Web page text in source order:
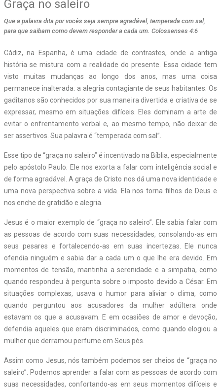
Graça no saleiro
Que a palavra dita por vocês seja sempre agradável, temperada com sal,
para que saibam como devem responder a cada um. Colossenses 4:6
Cádiz, na Espanha, é uma cidade de contrastes, onde a antiga
história se mistura com a realidade do presente. Essa cidade tem
visto muitas mudanças ao longo dos anos, mas uma coisa
permanece inalterada: a alegria contagiante de seus habitantes. Os
gaditanos são conhecidos por sua maneira divertida e criativa de se
expressar, mesmo em situações difíceis. Eles dominam a arte de
evitar o enfrentamento verbal e, ao mesmo tempo, não deixar de
ser assertivos. Sua palavra é “temperada com sal”.
Esse tipo de “graça no saleiro” é incentivado na Bíblia, especialmente
pelo apóstolo Paulo. Ele nos exorta a falar com inteligência social e
de forma agradável. A graça de Cristo nos dá uma nova identidade e
uma nova perspectiva sobre a vida. Ela nos torna filhos de Deus e
nos enche de gratidão e alegria.
Jesus é o maior exemplo de “graça no saleiro”. Ele sabia falar com
as pessoas de acordo com suas necessidades, consolando-as em
seus pesares e fortalecendo-as em suas incertezas. Ele nunca
ofendia ninguém e sabia dar a cada um o que lhe era devido. Em
momentos de tensão, mantinha a serenidade e a simpatia, como
quando respondeu à pergunta sobre o imposto devido a César. Em
situações complexas, usava o humor para aliviar o clima, como
quando perguntou aos acusadores da mulher adúltera onde
estavam os que a acusavam. E em ocasiões de amor e devoção,
defendia aqueles que eram discriminados, como quando elogiou a
mulher que derramou perfume em Seus pés.
Assim como Jesus, nós também podemos ser cheios de “graça no
saleiro”. Podemos aprender a falar com as pessoas de acordo com
suas necessidades, confortando-as em seus momentos difíceis e